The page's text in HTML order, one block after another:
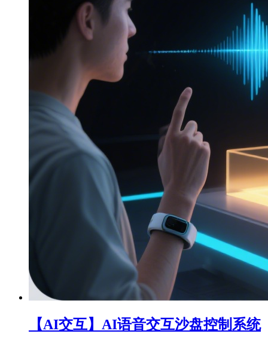
【AI交互】AI语音交互沙盘控制系统